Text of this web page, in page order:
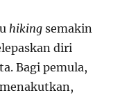
hiking semakin
diri
Bagi pemula,